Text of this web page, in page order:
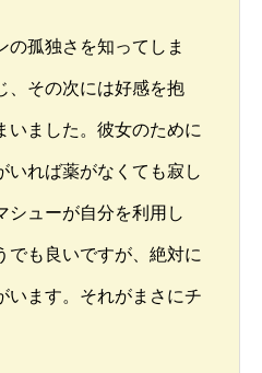
の孤独さを知ってしま
、その次には好感を抱
いました。彼女のために
いれば薬がなくても寂し
シューが自分を利用し
でも良いですが、絶対に
います。それがまさにチ